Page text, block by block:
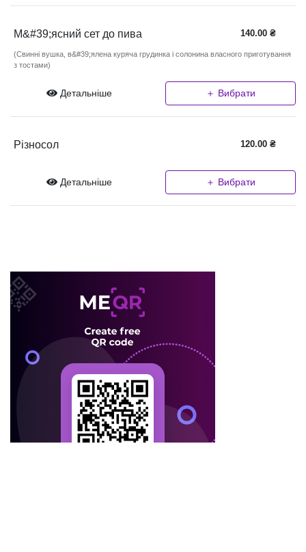
М&#39;ясний сет до пива 140.00 ₴
(Свинні вушка, в&#39;ялена куряча грудинка і солонина власного приготування
з тостами)
Детальніше ＋ Вибрати
Різносол 120.00 ₴
Детальніше ＋ Вибрати